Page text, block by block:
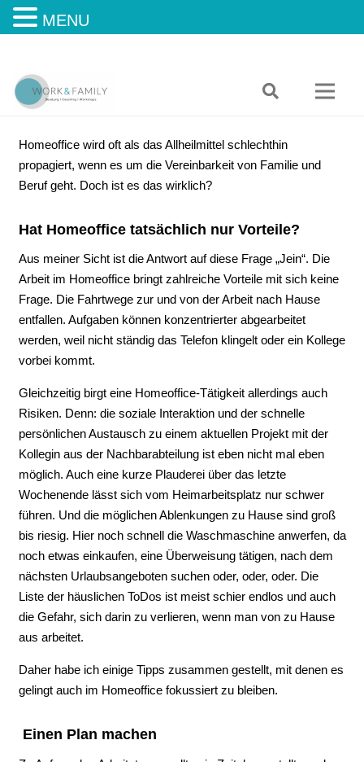
Homeoffice wird oft als das Allheilmittel schlechthin
propagiert, wenn es um die Vereinbarkeit von Familie und
Beruf geht. Doch ist es das wirklich?
Hat Homeoffice tatsächlich nur Vorteile?
Aus meiner Sicht ist die Antwort auf diese Frage „Jein“. Die
Arbeit im Homeoffice bringt zahlreiche Vorteile mit sich keine
Frage. Die Fahrtwege zur und von der Arbeit nach Hause
entfallen. Aufgaben können konzentrierter abgearbeitet
werden, weil nicht ständig das Telefon klingelt oder ein Kollege
vorbei kommt.
Gleichzeitig birgt eine Homeoffice-Tätigkeit allerdings auch
Risiken. Denn: die soziale Interaktion und der schnelle
persönlichen Austausch zu einem aktuellen Projekt mit der
Kollegin aus der Nachbarabteilung ist eben nicht mal eben
möglich. Auch eine kurze Plauderei über das letzte
Wochenende lässt sich vom Heimarbeitsplatz nur schwer
führen. Und die möglichen Ablenkungen zu Hause sind groß
bis riesig. Hier noch schnell die Waschmaschine anwerfen, da
noch etwas einkaufen, eine Überweisung tätigen, nach dem
nächsten Urlaubsangeboten suchen oder, oder, oder. Die
Liste der häuslichen ToDos ist meist schier endlos und auch
die Gefahr, sich darin zu verlieren, wenn man von zu Hause
aus arbeitet.
Daher habe ich einige Tipps zusammen gestellt, mit denen es
gelingt auch im Homeoffice fokussiert zu bleiben.
Einen Plan machen
MENU